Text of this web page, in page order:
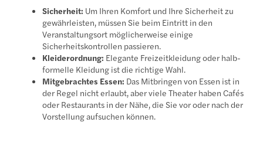
Sicherheit: Um Ihren Komfort und Ihre Sicherheit zu
gewährleisten, müssen Sie beim Eintritt in den
Veranstaltungsort möglicherweise einige
Sicherheitskontrollen passieren.
Kleiderordnung: Elegante Freizeitkleidung oder halb-
formelle Kleidung ist die richtige Wahl.
Mitgebrachtes Essen: Das Mitbringen von Essen ist in
der Regel nicht erlaubt, aber viele Theater haben Cafés
oder Restaurants in der Nähe, die Sie vor oder nach der
Vorstellung aufsuchen können.